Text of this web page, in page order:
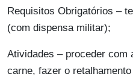
Requisitos Obrigatórios –
(com dispensa militar);
Atividades – proceder com
carne, fazer o